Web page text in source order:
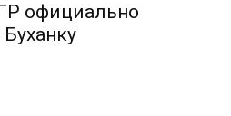
официально